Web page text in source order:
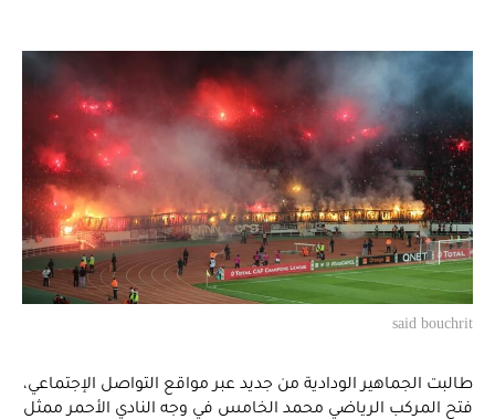
said bouchrit
طالبت الجماهير الودادية من جديد عبر مواقع التواصل الإجتماعي،
فتح المركب الرياضي محمد الخامس في وجه النادي الأحمر ممثل